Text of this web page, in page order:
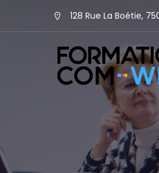
128 Rue La Boétie,